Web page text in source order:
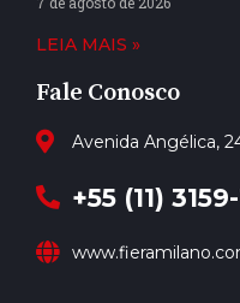
LEIA MAIS »
Fale Conosco
Avenida Angélica,
+55 (11)